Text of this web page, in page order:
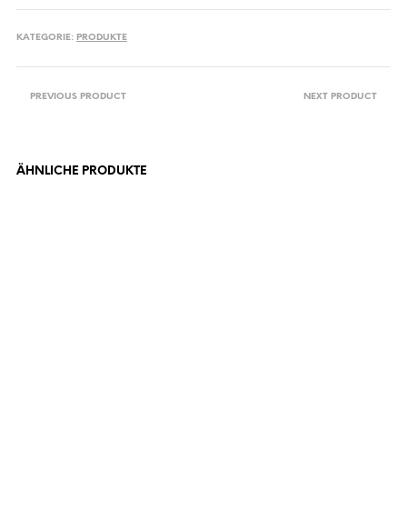
KATEGORIE: PRODUKTE
PREVIOUS PRODUCT NEXT PRODUCT
ÄHNLICHE PRODUKTE